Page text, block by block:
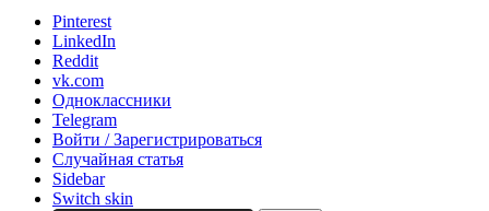
Pinterest
LinkedIn
Reddit
vk.com
Одноклассники
Telegram
Войти / Зарегистрироваться
Случайная статья
Sidebar
Switch skin